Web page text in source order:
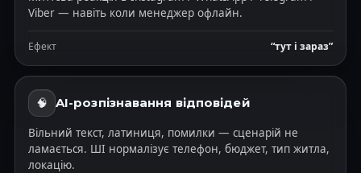
Viber — навіть коли менеджер офлайн.
Ефект “тут і зараз”
🧠 AI-розпізнавання відповідей
Вільний текст, латиниця, помилки — сценарій не
ламається. ШІ нормалізує телефон, бюджет, тип житла,
локацію.